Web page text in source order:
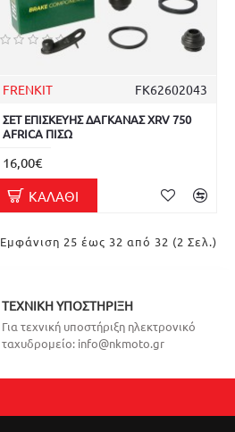
FRENKIT FK62602043
ΣΕΤ ΕΠΙΣΚΕΥΗΣ ΔΑΓΚΑΝΑΣ XRV 750
AFRICA ΠΙΣΩ
16,00€
ΚΑΛΆΘΙ
Εμφάνιση 25 έως 32 από 32 (2 Σελ.)
ΤΕΧΝΙΚΉ ΥΠΟΣΤΉΡΙΞΗ
Για τεχνική υποστήριξη ηλεκτρονικό
ταχυδρομείο: info@nkmoto.gr